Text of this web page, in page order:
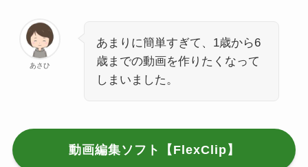
あさひ
あまりに簡単すぎて、1歳から6
歳までの動画を作りたくなって
しまいました。
動画編集ソフト【FlexClip】